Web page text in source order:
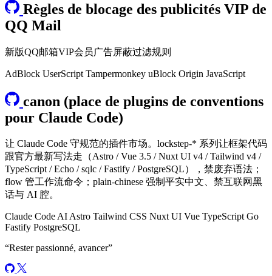
Règles de blocage des publicités VIP de
QQ Mail
新版QQ邮箱VIP会员广告屏蔽过滤规则
AdBlock UserScript Tampermonkey uBlock Origin JavaScript
canon (place de plugins de conventions
pour Claude Code)
让 Claude Code 守规范的插件市场。lockstep-* 系列让框架代码
跟官方最新写法走（Astro / Vue 3.5 / Nuxt UI v4 / Tailwind v4 /
TypeScript / Echo / sqlc / Fastify / PostgreSQL），禁废弃语法；
flow 管工作流命令；plain-chinese 强制平实中文、禁互联网黑
话与 AI 腔。
Claude CodeAIAstro Tailwind CSS Nuxt UI Vue TypeScriptGo
Fastify PostgreSQL
“Rester passionné, avancer”